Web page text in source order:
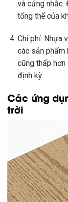
và cứng nhắc.
tổng thể của
Chi phí: Nhựa
các sản
cũng thấp
định kỳ.
Các ứng
trời